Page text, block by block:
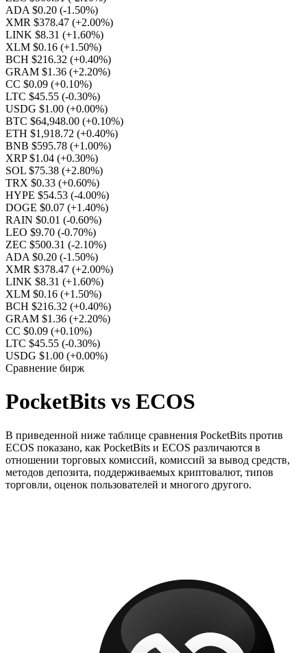
ADA $0.20 (-1.50%)
XMR $378.47 (+2.00%)
LINK $8.31 (+1.60%)
XLM $0.16 (+1.50%)
BCH $216.32 (+0.40%)
GRAM $1.36 (+2.20%)
CC $0.09 (+0.10%)
LTC $45.55 (-0.30%)
USDG $1.00 (+0.00%)
BTC $64,948.00 (+0.10%)
ETH $1,918.72 (+0.40%)
BNB $595.78 (+1.00%)
XRP $1.04 (+0.30%)
SOL $75.38 (+2.80%)
TRX $0.33 (+0.60%)
HYPE $54.53 (-4.00%)
DOGE $0.07 (+1.40%)
RAIN $0.01 (-0.60%)
LEO $9.70 (-0.70%)
ZEC $500.31 (-2.10%)
ADA $0.20 (-1.50%)
XMR $378.47 (+2.00%)
LINK $8.31 (+1.60%)
XLM $0.16 (+1.50%)
BCH $216.32 (+0.40%)
GRAM $1.36 (+2.20%)
CC $0.09 (+0.10%)
LTC $45.55 (-0.30%)
USDG $1.00 (+0.00%)
Сравнение бирж
PocketBits vs ECOS
В приведенной ниже таблице сравнения PocketBits против
ECOS показано, как PocketBits и ECOS различаются в
отношении торговых комиссий, комиссий за вывод средств,
методов депозита, поддерживаемых криптовалют, типов
торговли, оценок пользователей и многого другого.